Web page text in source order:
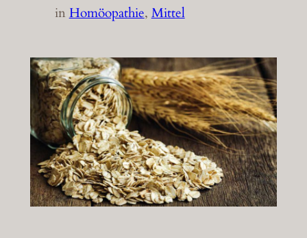
inHomöopathie, Mittel